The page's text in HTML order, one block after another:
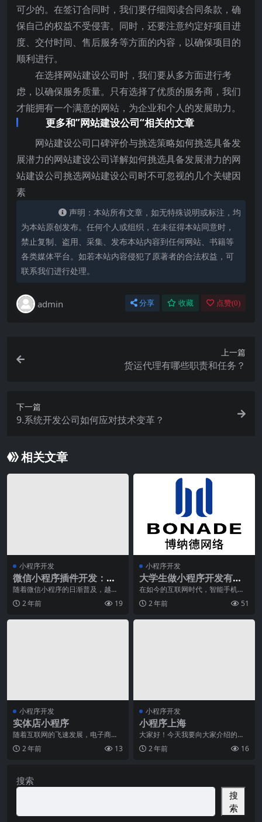
可少的。在签订合同时，我们要仔细阅读合同条款，确
保自己的权益不受侵害。同时，还要注意约定好项目进
度、交付时间、售后服务等方面的内容，以确保项目的
顺利进行。
在选择网站建设公司时，我们要从多方面进行考
虑，以确保服务质量。只有选择了优质的服务商，我们
才能拥有一个满意的网站，为企业和个人的发展助力。
更多和”网站建设公司“相关的文章
网站建设公司口碑评价与挑选策略如何挑选具备发
展潜力的网站建设公司详解如何挑选具备发展潜力的网
站建设公司挑选网站建设公司时不可忽视的几个关键因
素
声明：本站所有文章，如无特殊说明或标注，均
为本站原创发布。任何个人或组织，在未征得本站同意时，
禁止复制、盗用、采集、发布本站内容到任何网站、书籍等
各类媒体平台。如若本站内容侵犯了原著者的合法权益，可
联系我们进行处理。
admin 分享 收藏 点赞(0)
上一篇
货运代理有哪些职责和任务？
下一篇
9.系统开发公司如何应对技术变革？
相关文章
小程序开发
微信小程序插件开发：如
何开发和分发可复用的功
能模块
随着微信小程序的日渐普及，越来
越多的开发者开始关注微信小程序
插件的开发。插件能够
2 年前 19
小程序开发
大学生做小程序开发有哪
些好处？
在如今的互联网时代，智能手机市
场的不断发展壮大，使得移动互联
网步入了快速发展的时
2 年前 51
小程序开发
实体店小程序
随着互联网的飞速发展，电子商务
已经成为了现代商业的主流模式。
然而，尽管电商的兴盛
2 年前 13
小程序开发
小程序上海
大家好！今天我要向大家介绍的是
关于上海的小程序。上海作为中国
非常具国际化的城市之
2 年前 16
搜索
搜
索